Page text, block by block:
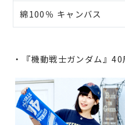
綿100％ キャンバス
・『機動戦士ガンダム』